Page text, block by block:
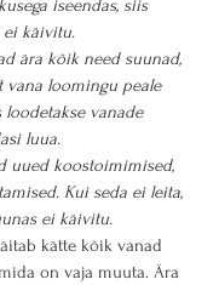
iseendas, siis
käivitu.
ära kõik need suunad,
vana loomingu peale
loodetakse vanade
luua.
uued koostoimimised,
Kui seda ei leita,
ei käivitu.
kätte kõik vanad
on vaja muuta. Ära